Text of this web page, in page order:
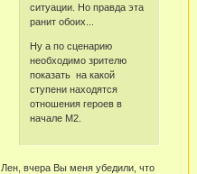
ситуации. Но правда эта
ранит обоих...
Ну а по сценарию
необходимо зрителю
показать на какой
ступени находятся
отношения героев в
начале М2.
Лен, вчера Вы меня убедили, что